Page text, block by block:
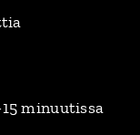
minuutissa